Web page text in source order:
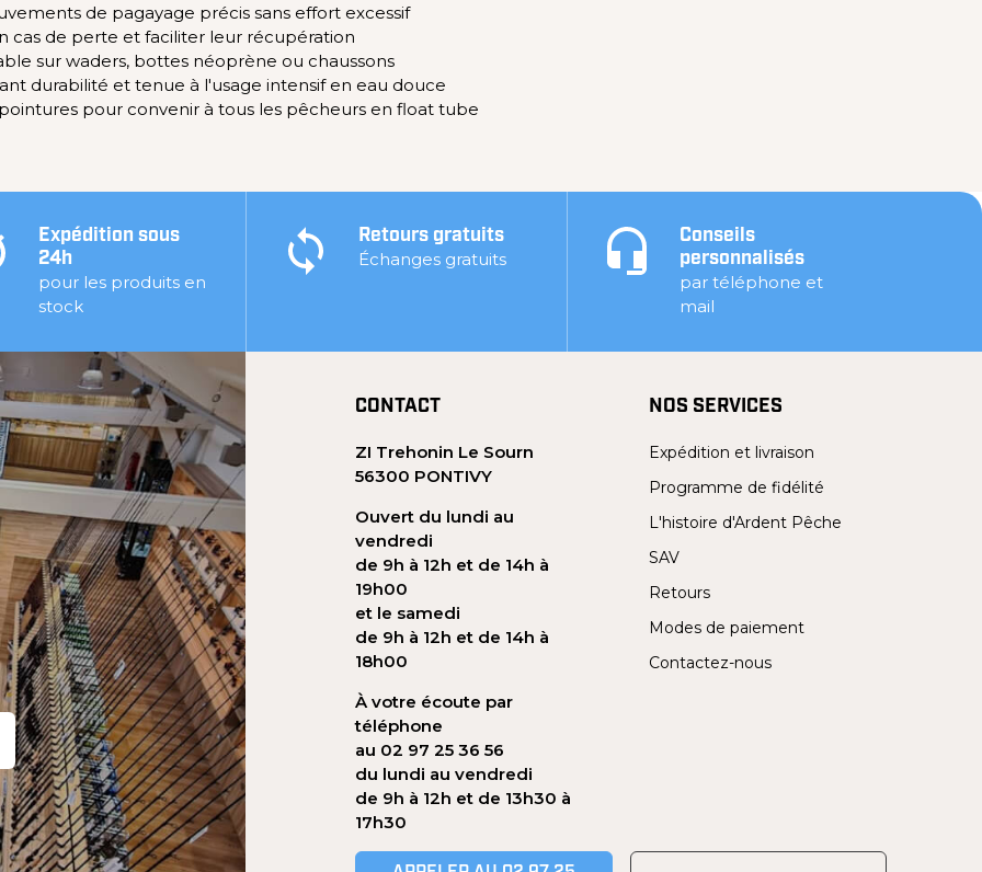
de pagayage précis sans effort excessif
cas de perte et faciliter leur récupération
sur waders, bottes néoprène ou chaussons
durabilité et tenue à l'usage intensif en eau douce
pour convenir à tous les pêcheurs en float tube
Expédition sous
24h
pour les produits en
stock
Retours gratuits
Échanges gratuits
Conseils
personnalisés
par téléphone et
mail
CONTACT
ZI Trehonin Le Sourn
56300 PONTIVY
Ouvert du lundi au
vendredi
de 9h à 12h et de 14h à
19h00
et le samedi
de 9h à 12h et de 14h à
18h00
À votre écoute par
téléphone
au 02 97 25 36 56
du lundi au vendredi
de 9h à 12h et de 13h30 à
17h30
NOS SERVICES
Expédition et livraison
Programme de fidélité
L'histoire d'Ardent Pêche
SAV
Retours
Modes de paiement
Contactez-nous